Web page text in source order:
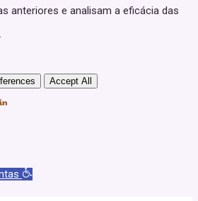
anteriores e analisam a eficácia das
Accept All